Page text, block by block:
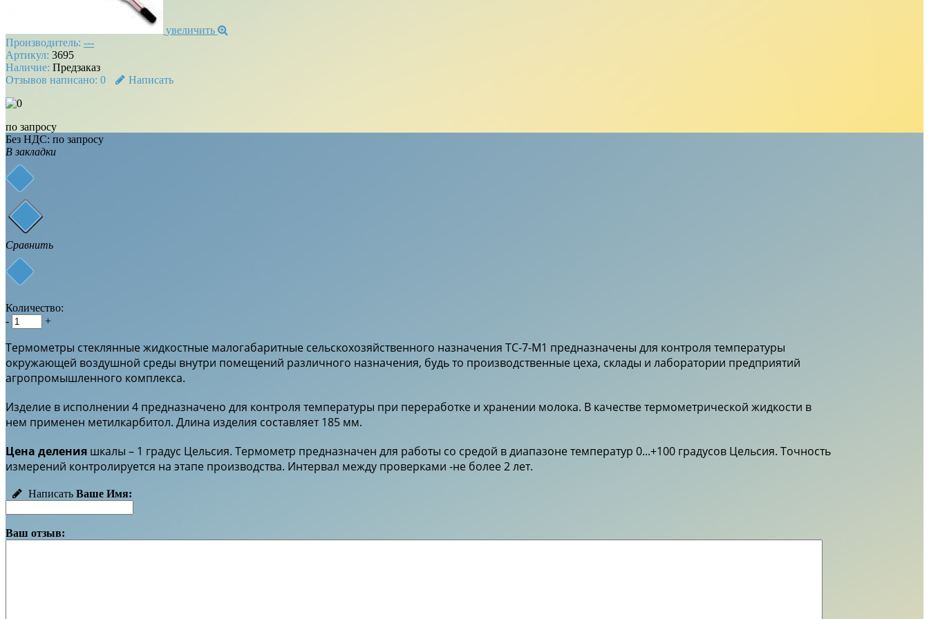
увеличить
Производитель: ---
Артикул: 3695
Наличие: Предзаказ
Отзывов написано: 0 Написать
по запросу
Без НДС: по запросу
В закладки
Сравнить
Количество:
-
+
Термометры стеклянные жидкостные малогабаритные сельскохозяйственного назначения ТС-7-М1 предназначены для контроля температуры
окружающей воздушной среды внутри помещений различного назначения, будь то производственные цеха, склады и лаборатории предприятий
агропромышленного комплекса.
Изделие в исполнении 4 предназначено для контроля температуры при переработке и хранении молока. В качестве термометрической жидкости в
нем применен метилкарбитол. Длина изделия составляет 185 мм.
Цена деления шкалы – 1 градус Цельсия. Термометр предназначен для работы со средой в диапазоне температур 0...+100 градусов Цельсия. Точность
измерений контролируется на этапе производства. Интервал между проверками -не более 2 лет.
Написать Ваше Имя:
Ваш отзыв: